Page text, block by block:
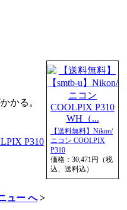
かる。
P310
【送料無料】Nikon/
ニコン COOLPIX
P310
価格：30,471円（税
込、送料込）
ュー へ>